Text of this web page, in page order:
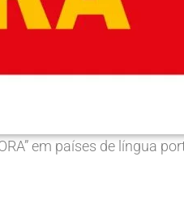
em países de língua